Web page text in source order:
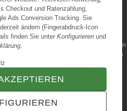
VERTRAG WIDERRUFEN
Checkout und Ratenzahlung,
Ads Conversion Tracking. Sie
ändern (Fingerabdruck-Icon
finden Sie unter Konfigurieren und
.